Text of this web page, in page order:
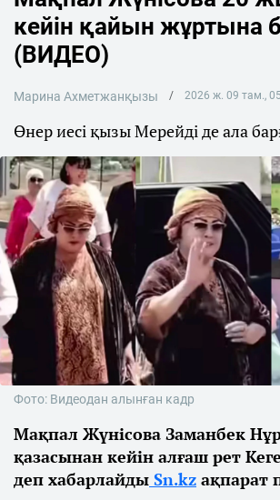
кейін қайын жұртына
(ВИДЕО)
Марина Ахметжанқызы 2026 ж. 09 там.,
Өнер иесі қызы Мерейді де ала
Фото: Видеодан алынған кадр
Мақпал Жүнісова Заманбек
қазасынан кейін алғаш рет
деп хабарлайды Sn.kz ақпарат